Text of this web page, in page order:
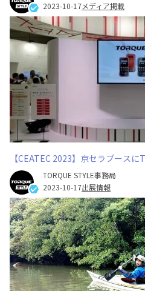
2023-10-17メディア掲載
【CEATEC 2023】京セラブースに
TORQUE STYLE事務局
2023-10-17出展情報